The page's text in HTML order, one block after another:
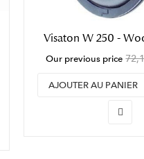
Visaton W 250 -
Our previous price
AJOUTER AU PANIER